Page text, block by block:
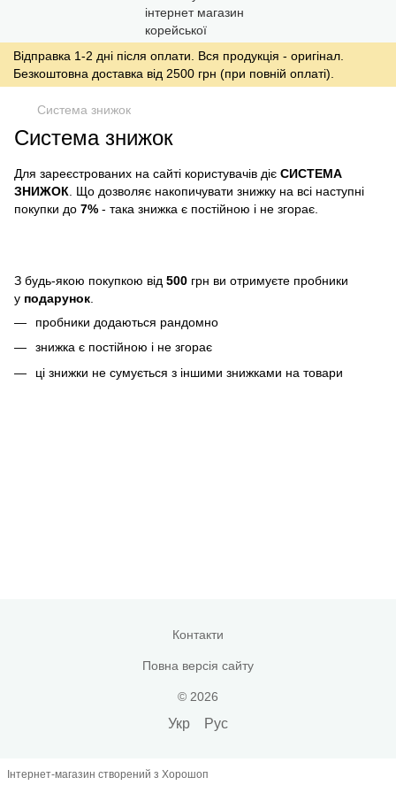
Відправка 1-2 дні після оплати. Вся продукція - оригінал.
Безкоштовна доставка від 2500 грн (при повній оплаті).
Система знижок
Система знижок
Для зареєстрованих на сайті користувачів діє СИСТЕМА
ЗНИЖОК . Що дозволяє накопичувати знижку на всі наступні
покупки до 7% - така знижка є постійною і не згорає.
З будь-якою покупкою від 500 грн ви отримуєте пробники
у подарунок
пробники додаються рандомно
знижка є постійною і не згорає
ці знижки не сумується з іншими знижками на товари
Контакти
Повна версія сайту
© 2026
Укр Рус
Інтернет-магазин створений з Хорошоп